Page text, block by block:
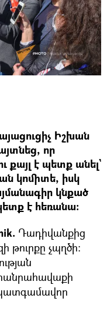
Իշխան
որ
քայլ է պետք անել`
կոմիտե, իսկ
կնքած
է հեռանա։
Դադիվանքից
թուրքը չպղծի։